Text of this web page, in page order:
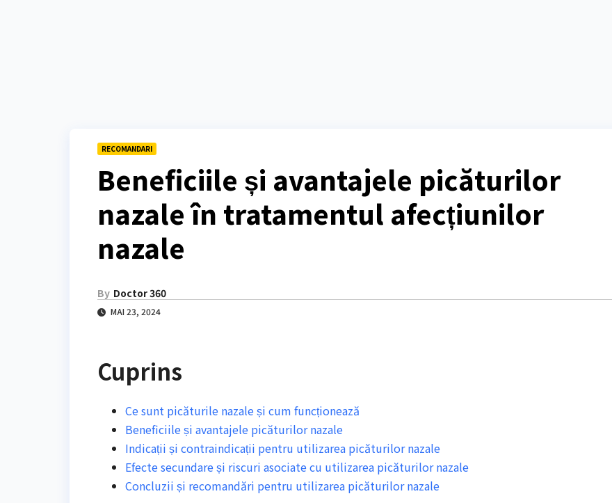
RECOMANDARI
Beneficiile și avantajele picăturilor
nazale în tratamentul afecțiunilor
nazale
By Doctor 360
MAI 23, 2024
Cuprins
Ce sunt picăturile nazale și cum funcționează
Beneficiile și avantajele picăturilor nazale
Indicații și contraindicații pentru utilizarea picăturilor nazale
Efecte secundare și riscuri asociate cu utilizarea picăturilor nazale
Concluzii și recomandări pentru utilizarea picăturilor nazale